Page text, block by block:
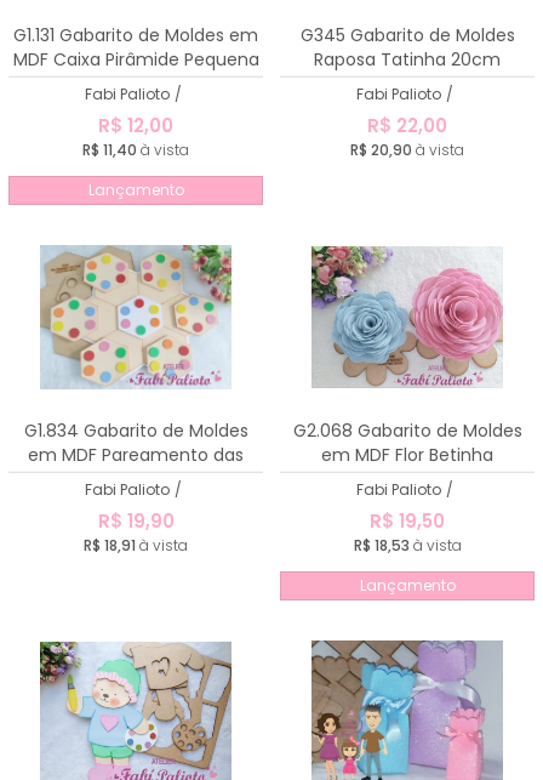
G1.131 Gabarito de Moldes em
MDF Caixa Pirâmide Pequena
Fabi Palioto /
R$ 12,00
R$ 11,40 à vista
Lançamento
G345 Gabarito de Moldes
Raposa Tatinha 20cm
Fabi Palioto /
R$ 22,00
R$ 20,90 à vista
G1.834 Gabarito de Moldes
em MDF Pareamento das
Cores
Fabi Palioto /
R$ 19,90
R$ 18,91 à vista
G2.068 Gabarito de Moldes
em MDF Flor Betinha
Fabi Palioto /
R$ 19,50
R$ 18,53 à vista
Lançamento